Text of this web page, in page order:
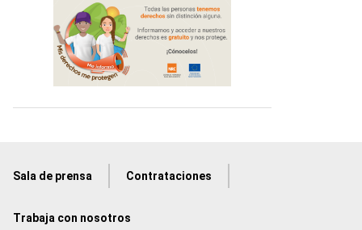
Sala de prensa Contrataciones
Trabaja con nosotros